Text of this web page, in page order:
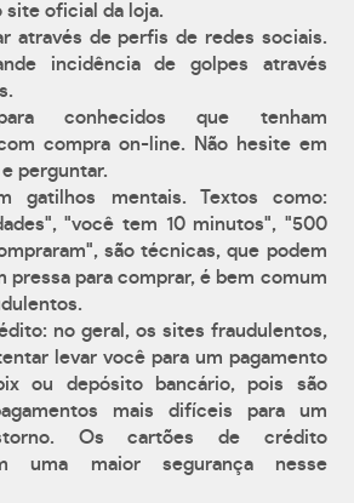
site oficial da loja.
através de perfis de redes sociais.
incidência de golpes através
conhecidos que tenham
compra on-line. Não hesite em
perguntar.
gatilhos mentais. Textos como:
"você tem 10 minutos", "500
são técnicas, que podem
pressa para comprar, é bem comum
no geral, os sites fraudulentos,
levar você para um pagamento
ou depósito bancário, pois são
mais difíceis para um
Os cartões de crédito
uma maior segurança nesse